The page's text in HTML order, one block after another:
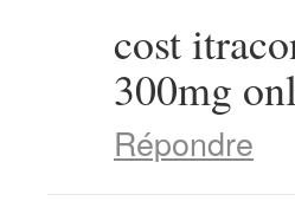
cost
300mg
Répondre